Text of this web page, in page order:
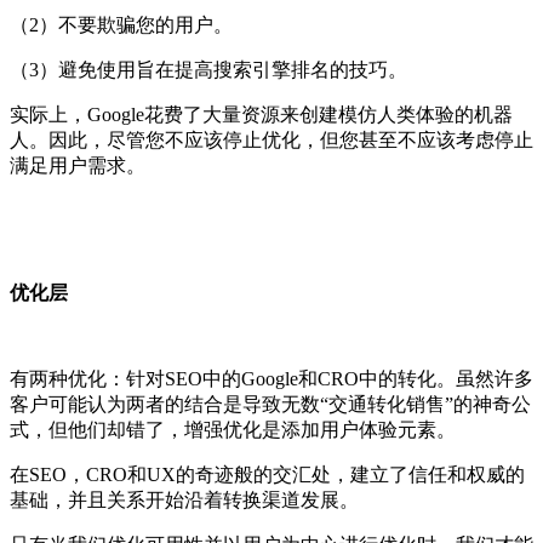
（2）不要欺骗您的用户。
（3）避免使用旨在提高搜索引擎排名的技巧。
实际上，Google花费了大量资源来创建模仿人类体验的机器
人。因此，尽管您不应该停止优化，但您甚至不应该考虑停止
满足用户需求。
优化层
有两种优化：针对SEO中的Google和CRO中的转化。虽然许多
客户可能认为两者的结合是导致无数“交通转化销售”的神奇公
式，但他们却错了，增强优化是添加用户体验元素。
在SEO，CRO和UX的奇迹般的交汇处，建立了信任和权威的
基础，并且关系开始沿着转换渠道发展。